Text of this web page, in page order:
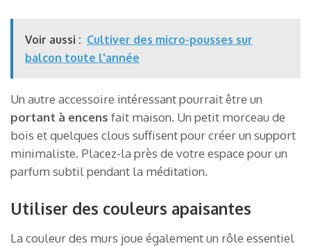
Voir aussi : Cultiver des micro-pousses sur
balcon toute l'année
Un autre accessoire intéressant pourrait être un
portant à encens fait maison. Un petit morceau de
bois et quelques clous suffisent pour créer un support
minimaliste. Placez-la près de votre espace pour un
parfum subtil pendant la méditation.
Utiliser des couleurs apaisantes
La couleur des murs joue également un rôle essentiel